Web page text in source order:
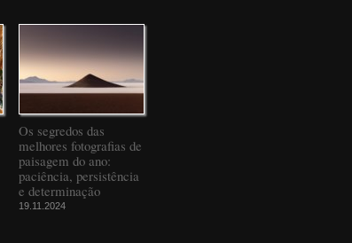
Os segredos das
melhores fotografias de
paisagem do ano:
paciência, persistência
e determinação
19.11.2024